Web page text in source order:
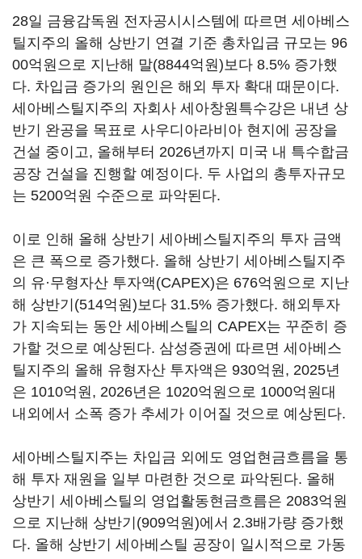
28일 금융감독원 전자공시시스템에 따르면 세아베스
틸지주의 올해 상반기 연결 기준 총차입금 규모는 96
00억원으로 지난해 말(8844억원)보다 8.5% 증가했
다. 차입금 증가의 원인은 해외 투자 확대 때문이다.
세아베스틸지주의 자회사 세아창원특수강은 내년 상
반기 완공을 목표로 사우디아라비아 현지에 공장을
건설 중이고, 올해부터 2026년까지 미국 내 특수합금
공장 건설을 진행할 예정이다. 두 사업의 총투자규모
는 5200억원 수준으로 파악된다.
이로 인해 올해 상반기 세아베스틸지주의 투자 금액
은 큰 폭으로 증가했다. 올해 상반기 세아베스틸지주
의 유·무형자산 투자액(CAPEX)은 676억원으로 지난
해 상반기(514억원)보다 31.5% 증가했다. 해외투자
가 지속되는 동안 세아베스틸의 CAPEX는 꾸준히 증
가할 것으로 예상된다. 삼성증권에 따르면 세아베스
틸지주의 올해 유형자산 투자액은 930억원, 2025년
은 1010억원, 2026년은 1020억원으로 1000억원대
내외에서 소폭 증가 추세가 이어질 것으로 예상된다.
세아베스틸지주는 차입금 외에도 영업현금흐름을 통
해 투자 재원을 일부 마련한 것으로 파악된다. 올해
상반기 세아베스틸의 영업활동현금흐름은 2083억원
으로 지난해 상반기(909억원)에서 2.3배가량 증가했
다. 올해 상반기 세아베스틸 공장이 일시적으로 가동